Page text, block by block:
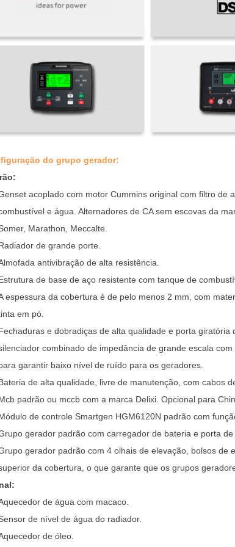
do grupo gerador:
acoplado com motor Cummins original com filtro
e água. Alternadores de CA sem escovas da
Marathon, Meccalte.
de grande porte.
antivibração de alta resistência.
de base de aço resistente com tanque de
espessura da cobertura é de pelo menos 2 mm, com
em pó.
e dobradiças de alta qualidade e porta giratória
combinado de impedância de grande escala
garantir baixo nível de ruído para os geradores.
de alta qualidade, livre de manutenção, com cabos
padrão ou mccb com a marca Delixi. Opcional para
de controle Smartgen HGM6120N padrão com
gerador padrão com carregador de bateria e porta de
gerador padrão com 4 olhais de elevação, bolsos
da cobertura, o que garante que os grupos
de água com macaco.
de nível de água do radiador.
de óleo.